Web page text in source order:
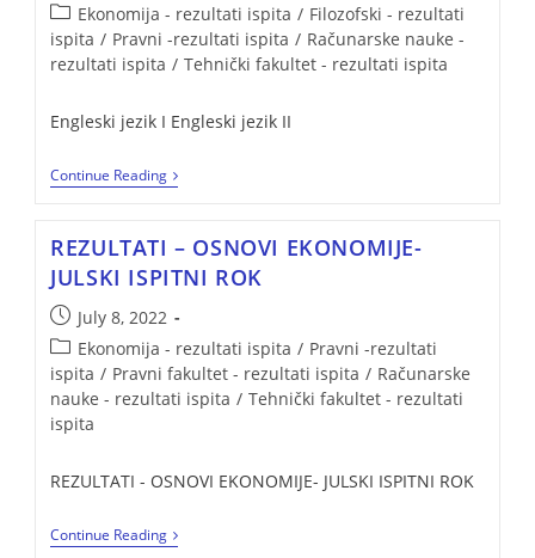
Ekonomija - rezultati ispita / Filozofski - rezultati
ispita / Pravni -rezultati ispita / Računarske nauke -
rezultati ispita / Tehnički fakultet - rezultati ispita
Engleski jezik I Engleski jezik II
Continue Reading
REZULTATI – OSNOVI EKONOMIJE-
JULSKI ISPITNI ROK
July 8, 2022
Ekonomija - rezultati ispita / Pravni -rezultati
ispita / Pravni fakultet - rezultati ispita / Računarske
nauke - rezultati ispita / Tehnički fakultet - rezultati
ispita
REZULTATI - OSNOVI EKONOMIJE- JULSKI ISPITNI ROK
Continue Reading